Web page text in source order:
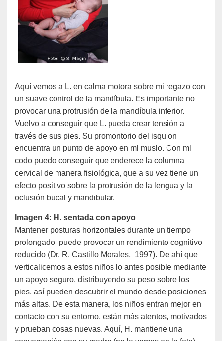
Aquí vemos a L. en calma motora sobre mi regazo con
un suave control de la mandíbula. Es importante no
provocar una protrusión de la mandíbula inferior.
Vuelvo a conseguir que L. pueda crear tensión a
través de sus pies. Su promontorio del isquion
encuentra un punto de apoyo en mi muslo. Con mi
codo puedo conseguir que enderece la columna
cervical de manera fisiológica, que a su vez tiene un
efecto positivo sobre la protrusión de la lengua y la
oclusión bucal y mandibular.
Imagen 4: H. sentada con apoyo
Mantener posturas horizontales durante un tiempo
prolongado, puede provocar un rendimiento cognitivo
reducido (Dr. R. Castillo Morales, 1997). De ahí que
verticalicemos a estos niños lo antes posible mediante
un apoyo seguro, distribuyendo su peso sobre los
pies, así pueden descubrir el mundo desde posiciones
más altas. De esta manera, los niños entran mejor en
contacto con su entorno, están más atentos, motivados
y prueban cosas nuevas. Aquí, H. mantiene una